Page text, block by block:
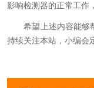
影响检测器的正常工作
希望上述内容能够帮
持续关注本站，小编会